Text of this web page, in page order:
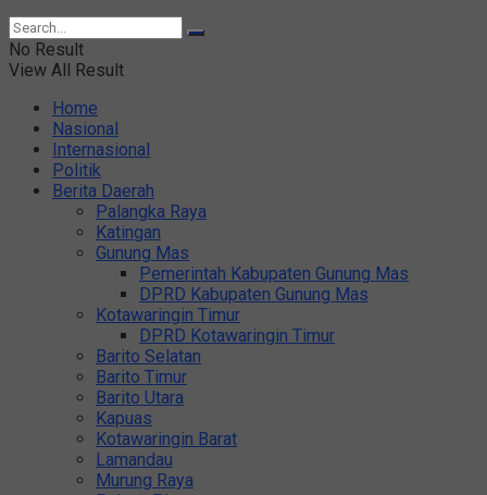
No Result
View All Result
Home
Nasional
Internasional
Politik
Berita Daerah
Palangka Raya
Katingan
Gunung Mas
Pemerintah Kabupaten Gunung Mas
DPRD Kabupaten Gunung Mas
Kotawaringin Timur
DPRD Kotawaringin Timur
Barito Selatan
Barito Timur
Barito Utara
Kapuas
Kotawaringin Barat
Lamandau
Murung Raya